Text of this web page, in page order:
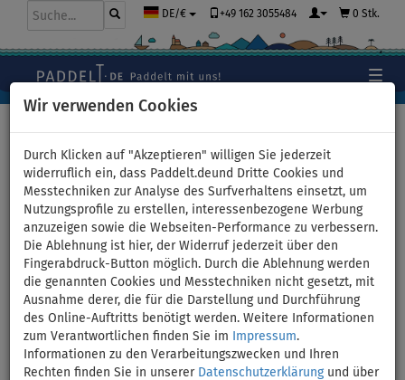
Wir verwenden Cookies
Durch Klicken auf "Akzeptieren" willigen Sie jederzeit
widerruflich ein, dass Paddelt.deund Dritte Cookies und
Messtechniken zur Analyse des Surfverhaltens einsetzt, um
Nutzungsprofile zu erstellen, interessenbezogene Werbung
anzuzeigen sowie die Webseiten-Performance zu verbessern.
Die Ablehnung ist hier, der Widerruf jederzeit über den
Fingerabdruck-Button möglich. Durch die Ablehnung werden
die genannten Cookies und Messtechniken nicht gesetzt, mit
Ausnahme derer, die für die Darstellung und Durchführung
des Online-Auftritts benötigt werden. Weitere Informationen
zum Verantwortlichen finden Sie im
Impressum.
Informationen zu den Verarbeitungszwecken und Ihren
Rechten finden Sie in unserer Datenschutzerklärungund über
DE/€ +49 162 3055484 0 Stk.
LYCRA - T-Shirts fürs Wasser
Stylische T-Shirts aus funktionellen Materialien bieten sowohl
Komfort als auch Schutz beim Stand-up-Paddling. T-Shirts mit
kurzen oder langen Ärmeln schützen Sie vor der Sonne, während
Sie auf dem Board sind. Die Kleidung schützt vor UV-Strahlung
sowohl im Wasser als auch auf der Wasseroberfläche und auch
Abschürfungen durch zum Beispiel Sand oder das
SUP-Board.